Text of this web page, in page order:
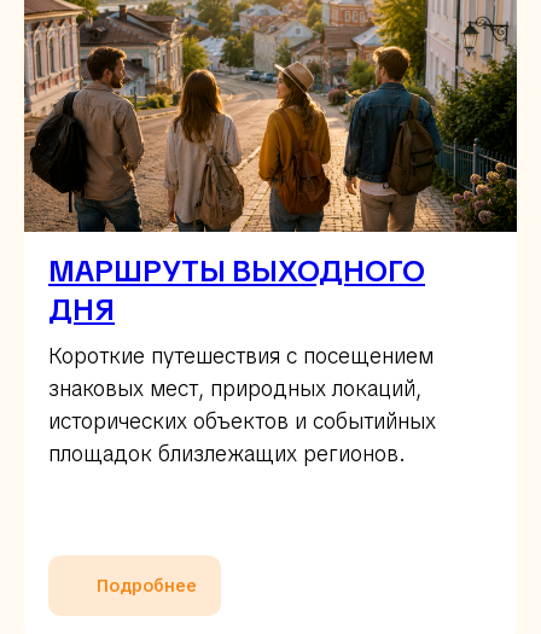
МАРШРУТЫ ВЫХОДНОГО
ДНЯ
Короткие путешествия с посещением
знаковых мест, природных локаций,
исторических объектов и событийных
площадок близлежащих регионов.
Подробнее